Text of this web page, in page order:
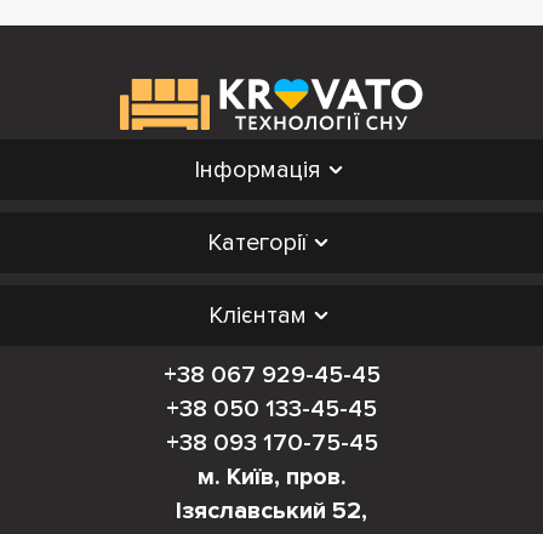
Інформація
Категорії
Клієнтам
+38 067 929-45-45
+38 050 133-45-45
+38 093 170-75-45
м. Київ, пров.
Ізяславський 52,